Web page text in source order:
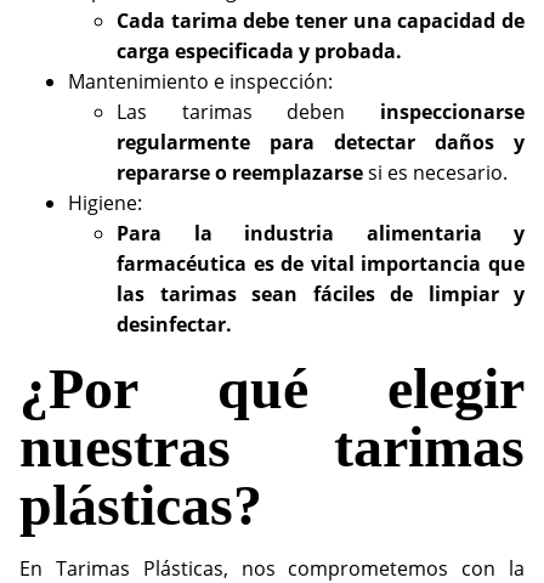
Cada tarima debe tener una capacidad de
carga especificada y probada.
Mantenimiento e inspección:
Las tarimas deben inspeccionarse
regularmente para detectar daños y
repararse o reemplazarsesi es necesario.
Higiene:
Para la industria alimentaria y
farmacéutica es de vital importancia que
las tarimas sean fáciles de limpiar y
desinfectar.
¿Por qué elegir
nuestras tarimas
plásticas?
En Tarimas Plásticas, nos comprometemos con la